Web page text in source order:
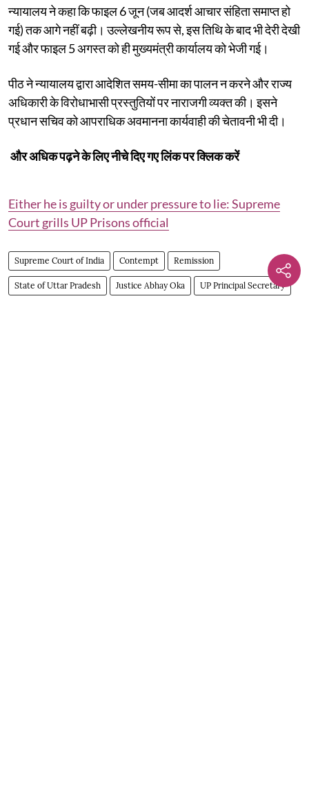
न्यायालय ने कहा कि फाइल 6 जून (जब आदर्श आचार संहिता समाप्त हो
गई) तक आगे नहीं बढ़ी। उल्लेखनीय रूप से, इस तिथि के बाद भी देरी देखी
गई और फाइल 5 अगस्त को ही मुख्यमंत्री कार्यालय को भेजी गई।
पीठ ने न्यायालय द्वारा आदेशित समय-सीमा का पालन न करने और राज्य
अधिकारी के विरोधाभासी प्रस्तुतियों पर नाराजगी व्यक्त की। इसने
प्रधान सचिव को आपराधिक अवमानना ​​कार्यवाही की चेतावनी भी दी।
और अधिक पढ़ने के लिए नीचे दिए गए लिंक पर क्लिक करें
Either he is guilty or under pressure to lie: Supreme
Court grills UP Prisons official
Supreme Court of India Contempt Remission
State of Uttar Pradesh Justice Abhay Oka UP Principal Secretary